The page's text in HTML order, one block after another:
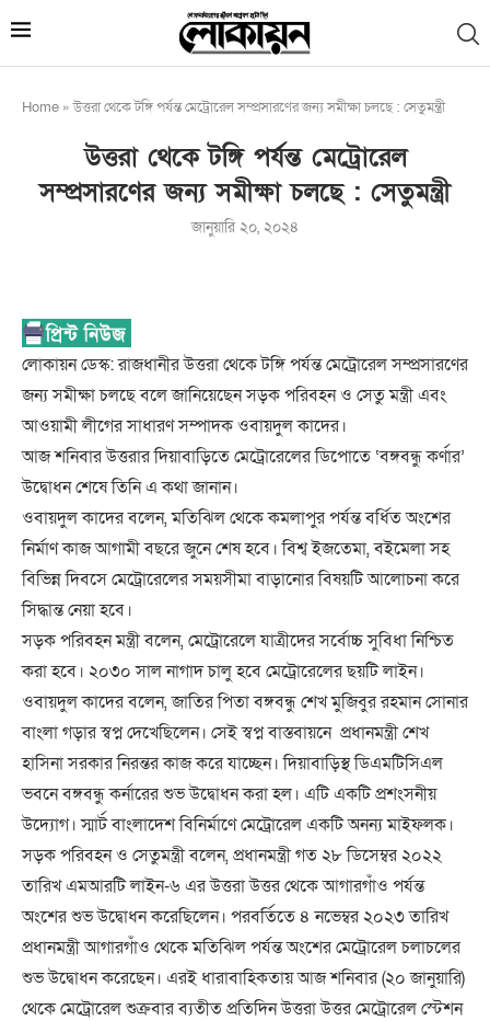
Home »উত্তরা থেকে টঙ্গি পর্যন্ত মেট্রোরেল সম্প্রসারণের জন্য সমীক্ষা চলছে : সেতুমন্ত্রী
উত্তরা থেকে টঙ্গি পর্যন্ত মেট্রোরেল
সম্প্রসারণের জন্য সমীক্ষা চলছে : সেতুমন্ত্রী
জানুয়ারি ২০, ২০২৪
লোকায়ন ডেস্ক: রাজধানীর উত্তরা থেকে টঙ্গি পর্যন্ত মেট্রোরেল সম্প্রসারণের
জন্য সমীক্ষা চলছে বলে জানিয়েছেন সড়ক পরিবহন ও সেতু মন্ত্রী এবং
আওয়ামী লীগের সাধারণ সম্পাদক ওবায়দুল কাদের।
আজ শনিবার উত্তরার দিয়াবাড়িতে মেট্রোরেলের ডিপোতে ‘বঙ্গবন্ধু কর্ণার’
উদ্বোধন শেষে তিনি এ কথা জানান।
ওবায়দুল কাদের বলেন, মতিঝিল থেকে কমলাপুর পর্যন্ত বর্ধিত অংশের
নির্মাণ কাজ আগামী বছরে জুনে শেষ হবে। বিশ্ব ইজতেমা, বইমেলা সহ
বিভিন্ন দিবসে মেট্রোরেলের সময়সীমা বাড়ানোর বিষয়টি আলোচনা করে
সিদ্ধান্ত নেয়া হবে।
সড়ক পরিবহন মন্ত্রী বলেন, মেট্রোরেলে যাত্রীদের সর্বোচ্চ সুবিধা নিশ্চিত
করা হবে। ২০৩০ সাল নাগাদ চালু হবে মেট্রোরেলের ছয়টি লাইন।
ওবায়দুল কাদের বলেন, জাতির পিতা বঙ্গবন্ধু শেখ মুজিবুর রহমান সোনার
বাংলা গড়ার স্বপ্ন দেখেছিলেন। সেই স্বপ্ন বাস্তবায়নে প্রধানমন্ত্রী শেখ
হাসিনা সরকার নিরন্তর কাজ করে যাচ্ছেন। দিয়াবাড়িস্থ ডিএমটিসিএল
ভবনে বঙ্গবন্ধু কর্নারের শুভ উদ্বোধন করা হল। এটি একটি প্রশংসনীয়
উদ্যোগ। স্মার্ট বাংলাদেশ বিনির্মাণে মেট্রোরেল একটি অনন্য মাইফলক।
সড়ক পরিবহন ও সেতুমন্ত্রী বলেন, প্রধানমন্ত্রী গত ২৮ ডিসেম্বর ২০২২
তারিখ এমআরটি লাইন-৬ এর উত্তরা উত্তর থেকে আগারগাঁও পর্যন্ত
অংশের শুভ উদ্বোধন করেছিলেন। পরবর্তিতে ৪ নভেম্বর ২০২৩ তারিখ
প্রধানমন্ত্রী আগারগাঁও থেকে মতিঝিল পর্যন্ত অংশের মেট্রোরেল চলাচলের
শুভ উদ্বোধন করেছেন। এরই ধারাবাহিকতায় আজ শনিবার (২০ জানুয়ারি)
থেকে মেট্রোরেল শুক্রবার ব্যতীত প্রতিদিন উত্তরা উত্তর মেট্রোরেল স্টেশন